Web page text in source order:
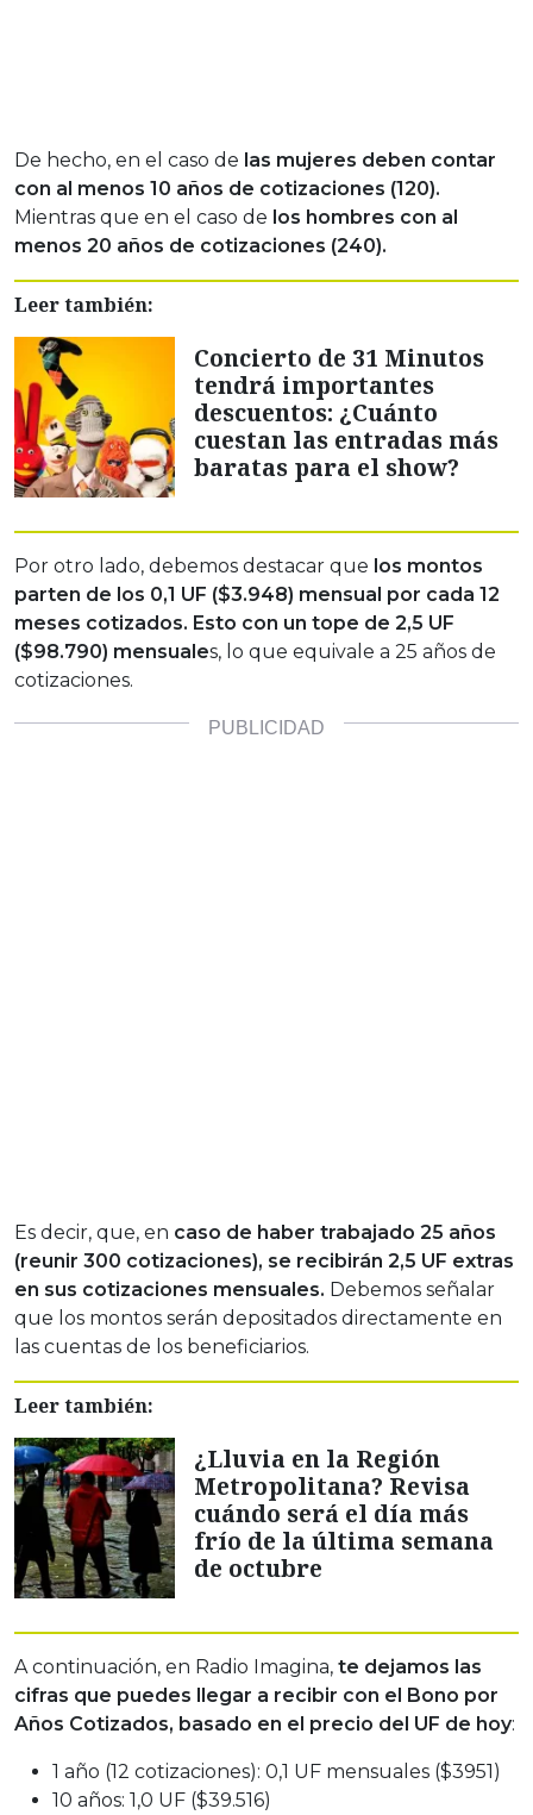
De hecho, en el caso de las mujeres deben contar
con al menos 10 años de cotizaciones (120).
Mientras que en el caso de los hombres con al
menos 20 años de cotizaciones (240).
Leer también:
Concierto de 31 Minutos
tendrá importantes
descuentos: ¿Cuánto
cuestan las entradas más
baratas para el show?
Por otro lado, debemos destacar que los montos
parten de los 0,1 UF ($3.948) mensual por cada 12
meses cotizados. Esto con un tope de 2,5 UF
($98.790) mensuales, lo que equivale a 25 años de
cotizaciones.
Es decir, que, en caso de haber trabajado 25 años
(reunir 300 cotizaciones), se recibirán 2,5 UF extras
en sus cotizaciones mensuales. Debemos señalar
que los montos serán depositados directamente en
las cuentas de los beneficiarios.
Leer también:
¿Lluvia en la Región
Metropolitana? Revisa
cuándo será el día más
frío de la última semana
de octubre
A continuación, en Radio Imagina, te dejamos las
cifras que puedes llegar a recibir con el Bono por
Años Cotizados, basado en el precio del UF de hoy:
1 año (12 cotizaciones): 0,1 UF mensuales ($3951)
10 años: 1,0 UF ($39.516)